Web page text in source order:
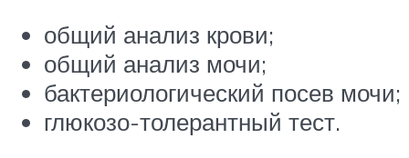
общий анализ крови;
общий анализ мочи;
бактериологический посев мочи;
глюкозо-толерантный тест.